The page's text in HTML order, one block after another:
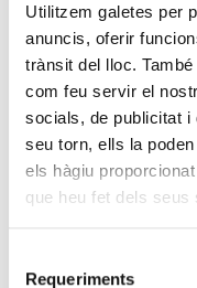
Utilitzem galetes per
anuncis, oferir
trànsit del lloc.
com feu servir el
socials, de publicitat i
seu torn, ells la
els hàgiu
que heu fet dels seus
Requeriments
21 Maig 2026
L’ONCA presenta
reflexiona sobre
món